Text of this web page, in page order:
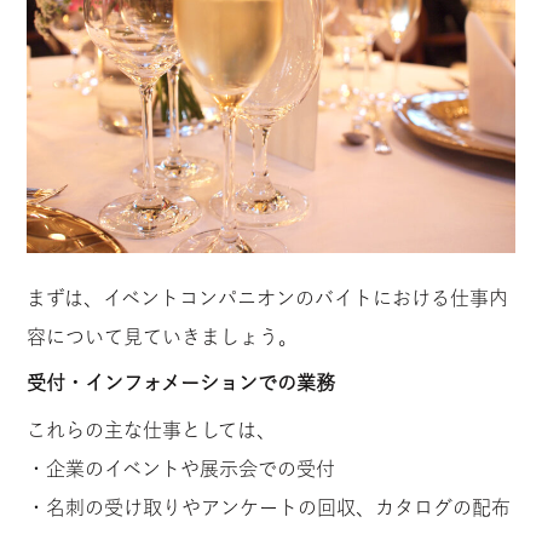
まずは、イベントコンパニオンのバイトにおける仕事内
容について見ていきましょう。
受付・インフォメーションでの業務
これらの主な仕事としては、
・企業のイベントや展示会での受付
・名刺の受け取りやアンケートの回収、カタログの配布